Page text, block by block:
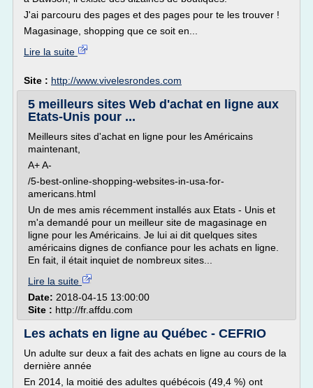
J'ai parcouru des pages et des pages pour te les trouver !
Magasinage, shopping que ce soit en...
Lire la suite
Site : http://www.vivelesrondes.com
5 meilleurs sites Web d'achat en ligne aux
Etats-Unis pour ...
Meilleurs sites d'achat en ligne pour les Américains
maintenant,
A+ A-
/5-best-online-shopping-websites-in-usa-for-
americans.html
Un de mes amis récemment installés aux Etats - Unis et
m'a demandé pour un meilleur site de magasinage en
ligne pour les Américains. Je lui ai dit quelques sites
américains dignes de confiance pour les achats en ligne.
En fait, il était inquiet de nombreux sites...
Lire la suite
Date: 2018-04-15 13:00:00
Site : http://fr.affdu.com
Les achats en ligne au Québec - CEFRIO
Un adulte sur deux a fait des achats en ligne au cours de la
dernière année
En 2014, la moitié des adultes québécois (49,4 %) ont